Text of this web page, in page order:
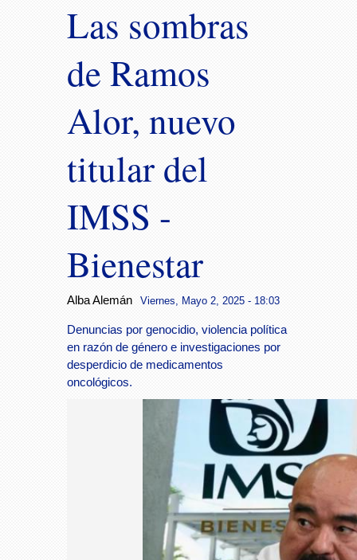
Las sombras
de Ramos
Alor, nuevo
titular del
IMSS -
Bienestar
Alba Alemán Viernes, Mayo 2, 2025 - 18:03
Denuncias por genocidio, violencia política
en razón de género e investigaciones por
desperdicio de medicamentos
oncológicos.